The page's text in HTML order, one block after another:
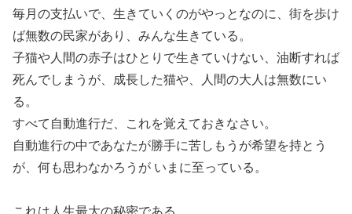
毎月の支払いで、生きていくのがやっとなのに、街を歩け
ば無数の民家があり、みんな生きている。
子猫や人間の赤子はひとりで生きていけない、油断すれば
死んでしまうが、成長した猫や、人間の大人は無数にい
る。
すべて自動進行だ、これを覚えておきなさい。
自動進行の中であなたが勝手に苦しもうが希望を持とう
が、何も思わなかろうが いまに至っている。
これは人生最大の秘密である。